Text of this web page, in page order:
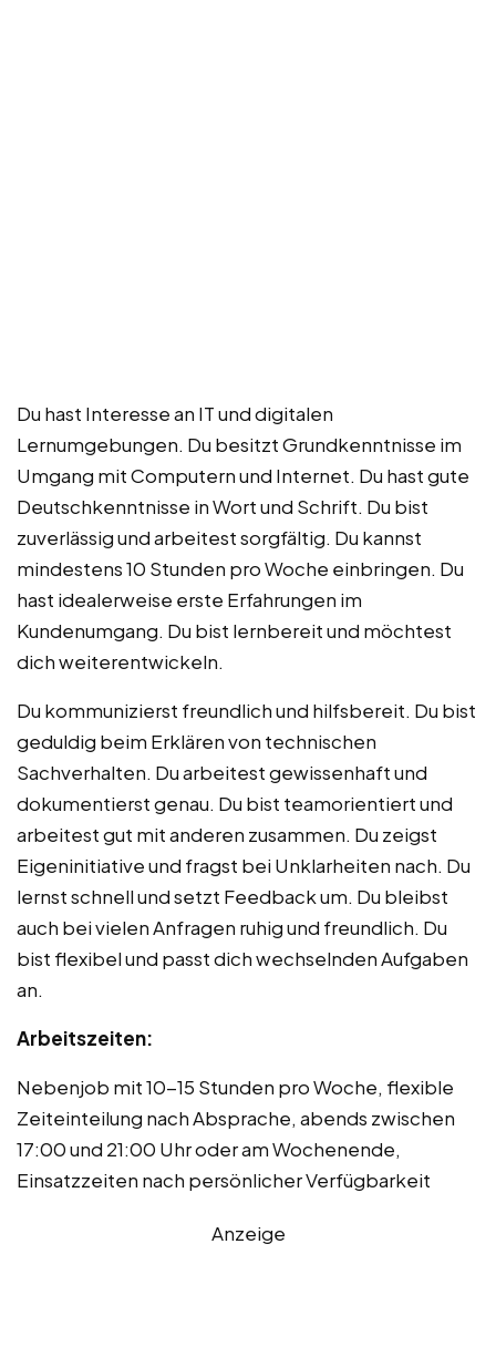
Du hast Interesse an IT und digitalen
Lernumgebungen. Du besitzt Grundkenntnisse im
Umgang mit Computern und Internet. Du hast gute
Deutschkenntnisse in Wort und Schrift. Du bist
zuverlässig und arbeitest sorgfältig. Du kannst
mindestens 10 Stunden pro Woche einbringen. Du
hast idealerweise erste Erfahrungen im
Kundenumgang. Du bist lernbereit und möchtest
dich weiterentwickeln.
Du kommunizierst freundlich und hilfsbereit. Du bist
geduldig beim Erklären von technischen
Sachverhalten. Du arbeitest gewissenhaft und
dokumentierst genau. Du bist teamorientiert und
arbeitest gut mit anderen zusammen. Du zeigst
Eigeninitiative und fragst bei Unklarheiten nach. Du
lernst schnell und setzt Feedback um. Du bleibst
auch bei vielen Anfragen ruhig und freundlich. Du
bist flexibel und passt dich wechselnden Aufgaben
an.
Arbeitszeiten:
Nebenjob mit 10-15 Stunden pro Woche, flexible
Zeiteinteilung nach Absprache, abends zwischen
17:00 und 21:00 Uhr oder am Wochenende,
Einsatzzeiten nach persönlicher Verfügbarkeit
Anzeige